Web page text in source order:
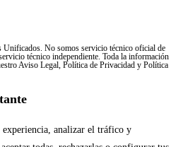
No somos servicio técnico oficial de
técnico independiente. Toda la información
Aviso Legal, Política de Privacidad y Política
experiencia, analizar el tráfico y